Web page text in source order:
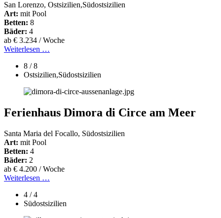
San Lorenzo, Ostsizilien,Südostsizilien
Art: mit Pool
Betten: 8
Bäder: 4
ab € 3.234 / Woche
Weiterlesen …
8 / 8
Ostsizilien,Südostsizilien
Ferienhaus Dimora di Circe am Meer
Santa Maria del Focallo, Südostsizilien
Art: mit Pool
Betten: 4
Bäder: 2
ab € 4.200 / Woche
Weiterlesen …
4 / 4
Südostsizilien